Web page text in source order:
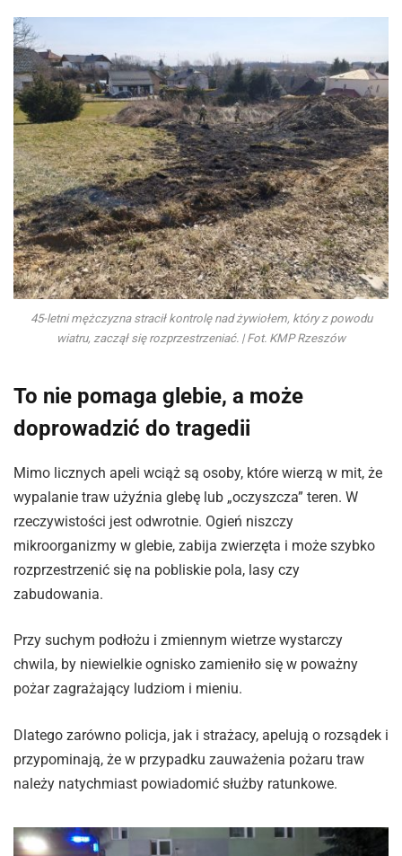
45-letni mężczyzna stracił kontrolę nad żywiołem, który z powodu
wiatru, zaczął się rozprzestrzeniać. | Fot. KMP Rzeszów
To nie pomaga glebie, a może
doprowadzić do tragedii
Mimo licznych apeli wciąż są osoby, które wierzą w mit, że
wypalanie traw użyźnia glebę lub „oczyszcza” teren. W
rzeczywistości jest odwrotnie. Ogień niszczy
mikroorganizmy w glebie, zabija zwierzęta i może szybko
rozprzestrzenić się na pobliskie pola, lasy czy
zabudowania.
Przy suchym podłożu i zmiennym wietrze wystarczy
chwila, by niewielkie ognisko zamieniło się w poważny
pożar zagrażający ludziom i mieniu.
Dlatego zarówno policja, jak i strażacy, apelują o rozsądek i
przypominają, że w przypadku zauważenia pożaru traw
należy natychmiast powiadomić służby ratunkowe.